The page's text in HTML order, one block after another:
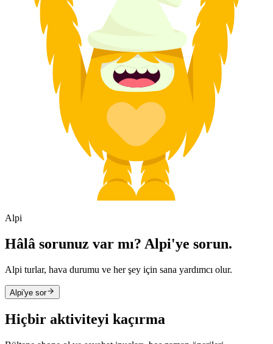
Alpi
Hâlâ sorunuz var mı? Alpi'ye sorun.
Alpi turlar, hava durumu ve her şey için sana yardımcı olur.
Alpi'ye sor
Hiçbir aktiviteyi kaçırma